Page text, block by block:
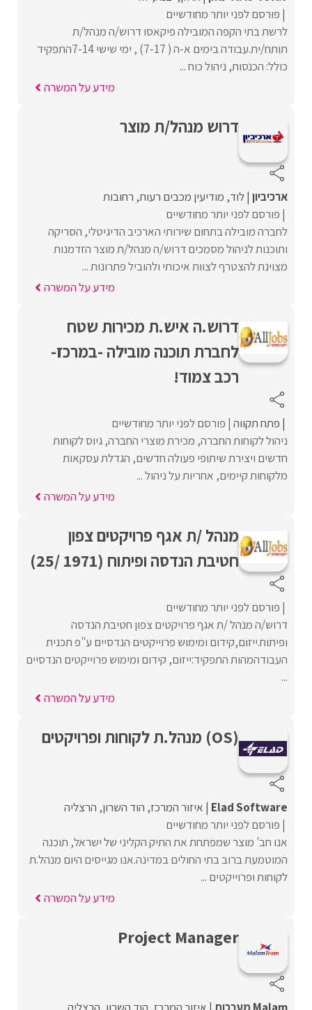
פורסם לפני יותר מחודשיים
לרשת בתי הקפה המובילה פיקאסו דרוש/ה מנהל/ת
תותח/ית.עבודה בימים א-ה ( 7-17) , ימי שישי 7-14התפקיד
כולל: הכנסות, ניהול כוח ...
מידע על המשרה
דרוש מנהל/ת מוצר
ארכיביון לוד מודיעין מכבים רעות רחובות
פורסם לפני יותר מחודשיים
לחברה מובילה בתחום שירותי הארכיב הדיגיטלי, הסריקה
ותוכנות לניהול מסמכים דרוש/ה מנהל/ת מוצר הזדמנות
מצוינת להצטרף לצוות איכותי ולהוביל פתרונות ...
מידע על המשרה
דרוש.ה איש.ת מכירות שטח
לחברת תוכנה מובילה -במרכז-
רכב צמוד!
פתח תקווה פורסם לפני יותר מחודשיים
ניהול לקוחות החברה, מכירת מוצרי החברה, גיוס לקוחות
חדשים ויצירת שיתופי פעולה חדשים, הגדלת עסקאות
מלקוחות קיימים, אחריות על ניהול ...
מידע על המשרה
מנהל /ת אגף פרויקטים צפון
חטיבת הנדסה ופיתוח (1971 /25)
פורסם לפני יותר מחודשיים
דרוש/ה מנהל /ת אגף פרויקטים צפון חטיבת הנדסה
ופיתוח.ייזום,קידום ומימוש פרוייקטים הנדסיים ע"פ תכנית
העבודהמהות התפקיד:ייזום, קידום ומימוש פרוייקטים הנדסיים
...
מידע על המשרה
(OS) מנהל.ת לקוחות ופרויקטים
Elad Software איזור המרכז הוד השרון הרצליה
פורסם לפני יותר מחודשיים
אנו חב' מוצר שמפתחת את התיק הקליני של ישראל, תוכנה
המוטמעת ברוב בתי החולים במדינה.אנו מגייסים היום מנהל.ת
לקוחות ופרוייקטים ...
מידע על המשרה
Project Manager